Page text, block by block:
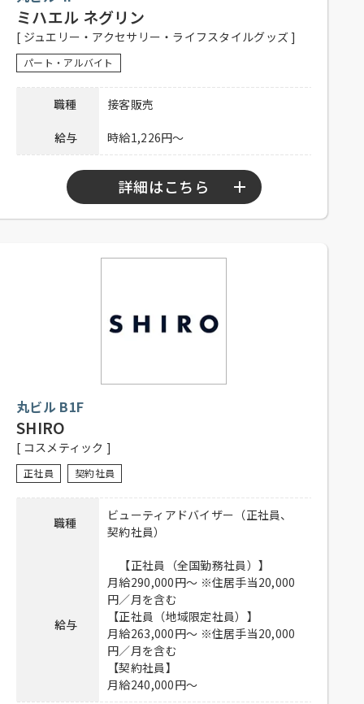
ミハエル ネグリン
[ ジュエリー・アクセサリー・ライフスタイルグッズ ]
パート・アルバイト
職種 接客販売
給与 時給1,226円～
詳細はこちら
社内割引あり、交通費一部支給（上
社員登用制度もございます。お気軽
応募方法
書・自己PR文または、職務経歴書を
ご郵送ください。
丸ビル B1F
SHIRO
[ コスメティック ]
正社員 契約社員
職種
ビューティアドバイザー（正社員、
契約社員）
給与
【正社員（全国勤務社員）】
月給290,000円～ ※住居手当20,000
円／月を含む
【正社員（地域限定社員）】
月給263,000円～ ※住居手当20,000
円／月を含む
【契約社員】
月給240,000円～